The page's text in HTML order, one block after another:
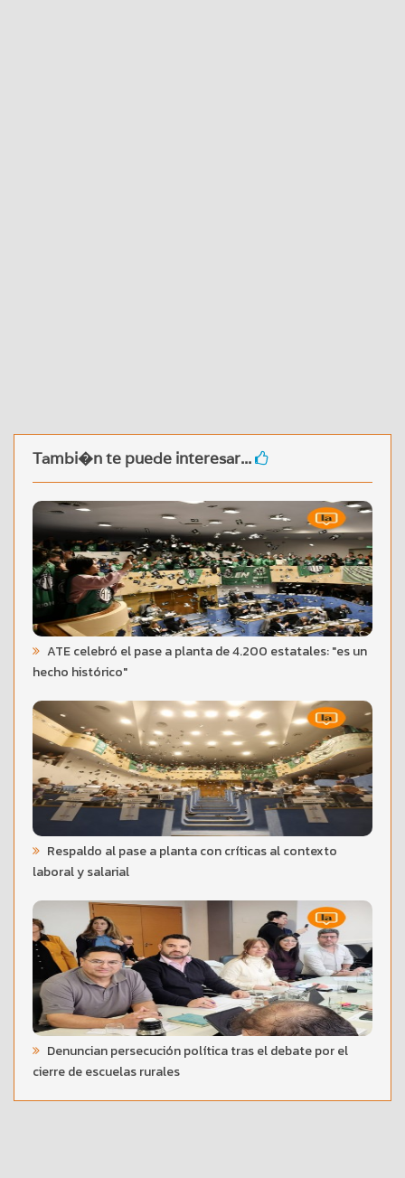
Tambi�n te puede interesar...
ATE celebró el pase a planta de 4.200 estatales: "es un
hecho histórico"
Respaldo al pase a planta con críticas al contexto
laboral y salarial
Denuncian persecución política tras el debate por el
cierre de escuelas rurales